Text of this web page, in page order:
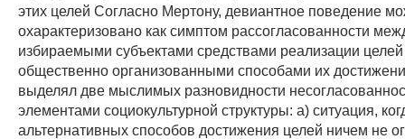
этих целей Согласно Мертону, девиантное поведение
охарактеризовано как симптом рассогласованности
избираемыми субъектами средствами реализации
общественно организованными способами их
выделял две мыслимых разновидности
элементами социокультурной структуры: а) ситуация,
альтернативных способов достижения целей ничем не